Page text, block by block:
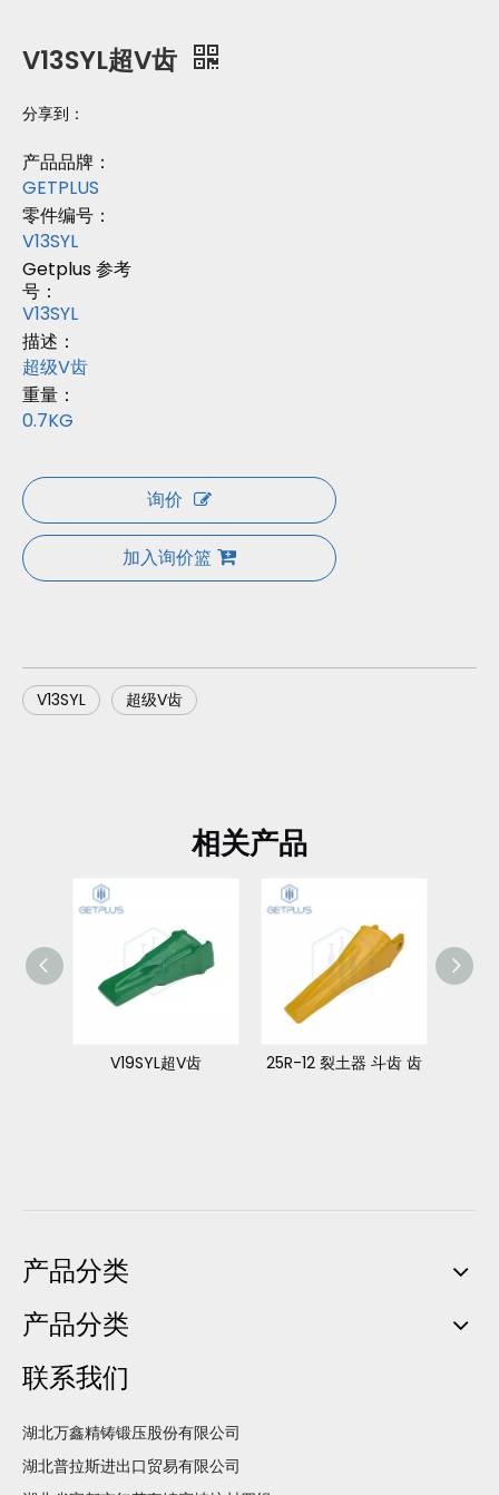
V13SYL超V齿
分享到：
产品品牌：
GETPLUS
零件编号：
V13SYL
Getplus 参考
号：
V13SYL
描述：
超级V齿
重量：
0.7KG
询价
加入询价篮
V13SYL 超级V齿
相关产品
V19SYL超V齿 25R-12 裂土器 斗齿 齿
产品分类
产品分类
联系我们
湖北万鑫精铸锻压股份有限公司
湖北普拉斯进出口贸易有限公司